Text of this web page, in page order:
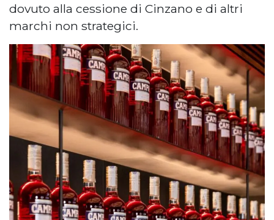
dovuto alla cessione di Cinzano e di altri
marchi non strategici.